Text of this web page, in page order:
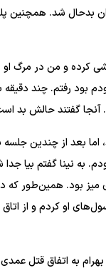
بدحال شد. همچنین
و من در مرگ او
بود رفتم. چند
آنجا گفتند حالش بد
بعد از چندین جلسه
به نینا گفتم بیا
میز بود. همین‌طور
او کردم و از اتاق
به اتفاق قتل